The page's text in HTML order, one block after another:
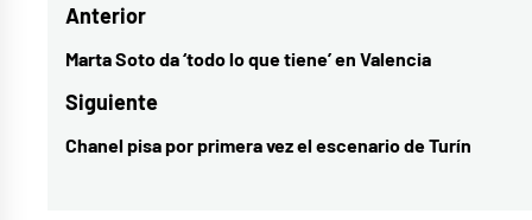
jornada
ensayos
Navegación
de
entradas
Anterior
Entrada
anterior:
Marta Soto da ‘todo lo que tiene’ en Valencia
Siguiente
Entrada
Chanel pisa por primera vez el escenario de Turín